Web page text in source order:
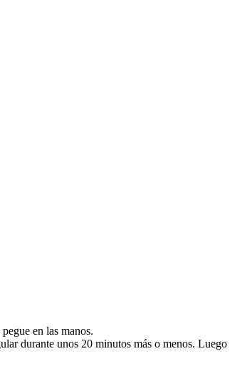
en las manos.
durante unos 20 minutos más o menos. Luego